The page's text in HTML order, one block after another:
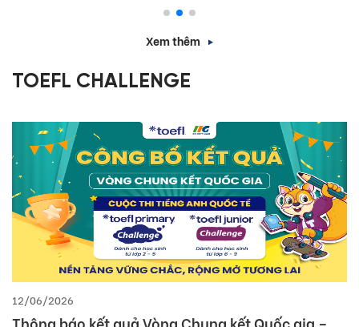
Xem thêm
TOEFL CHALLENGE
12/06/2026
Thông báo kết quả Vòng Chung kết Quốc gia –